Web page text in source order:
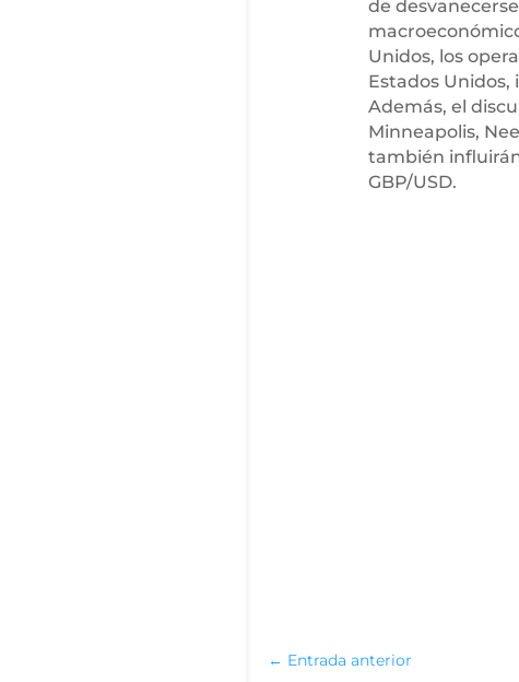
de
Unidos, los
Estados
Además, el
Minneapolis,
también
GBP/USD.
← Entrada anterior